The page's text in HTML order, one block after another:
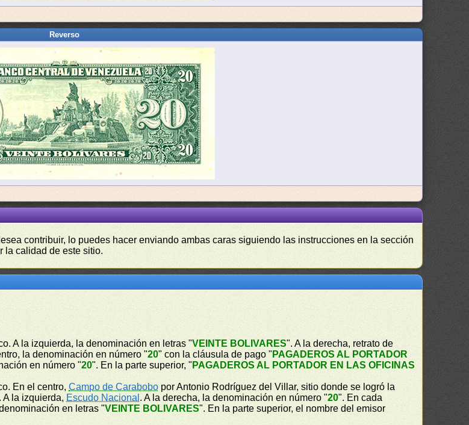
Reverso
contribuir, lo puedes hacer enviando ambas caras siguiendo las instrucciones en la sección
la calidad de este sitio.
A la izquierda, la denominación en letras "VEINTE BOLIVARES". A la derecha, retrato de
la denominación en número "20" con la cláusula de pago " PAGADEROS AL PORTADOR
en número "20". En la parte superior, " PAGADEROS AL PORTADOR EN LAS OFICINAS
En el centro,Campo de Carabobo por Antonio Rodríguez del Villar, sitio donde se logró la
la izquierda, Escudo Nacional . A la derecha, la denominación en número "20". En cada
en letras "VEINTE BOLIVARES". En la parte superior, el nombre del emisor